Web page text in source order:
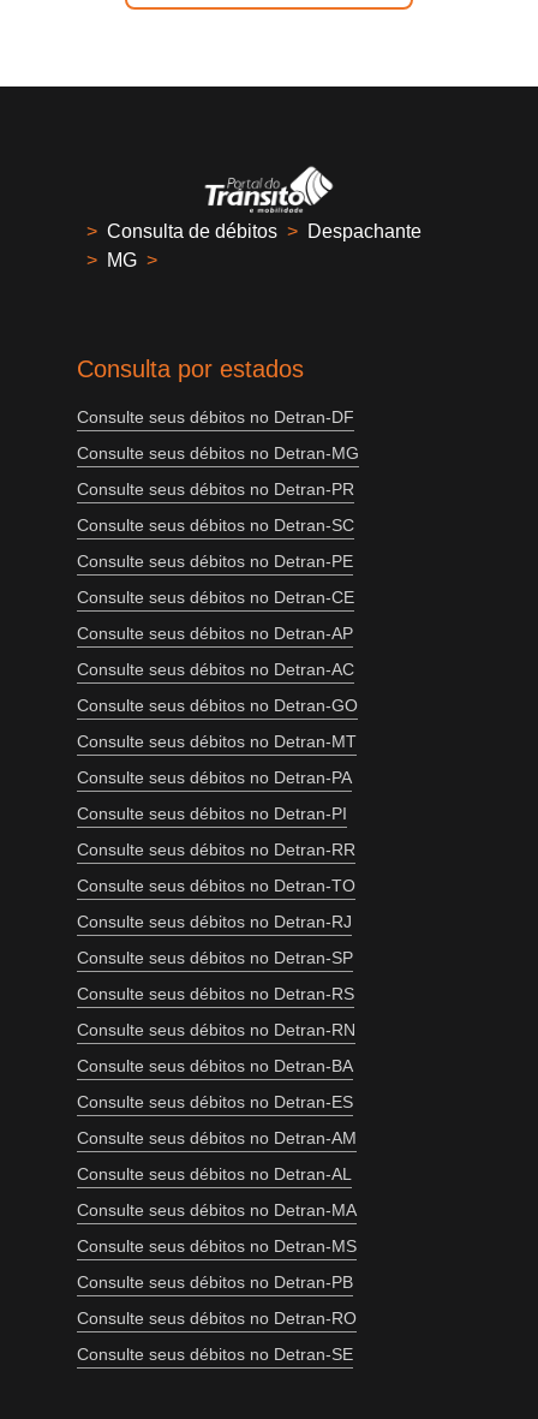
> Consulta de débitos > Despachante
> MG >
Consulta por estados
Consulte seus débitos no Detran-DF
Consulte seus débitos no Detran-MG
Consulte seus débitos no Detran-PR
Consulte seus débitos no Detran-SC
Consulte seus débitos no Detran-PE
Consulte seus débitos no Detran-CE
Consulte seus débitos no Detran-AP
Consulte seus débitos no Detran-AC
Consulte seus débitos no Detran-GO
Consulte seus débitos no Detran-MT
Consulte seus débitos no Detran-PA
Consulte seus débitos no Detran-PI
Consulte seus débitos no Detran-RR
Consulte seus débitos no Detran-TO
Consulte seus débitos no Detran-RJ
Consulte seus débitos no Detran-SP
Consulte seus débitos no Detran-RS
Consulte seus débitos no Detran-RN
Consulte seus débitos no Detran-BA
Consulte seus débitos no Detran-ES
Consulte seus débitos no Detran-AM
Consulte seus débitos no Detran-AL
Consulte seus débitos no Detran-MA
Consulte seus débitos no Detran-MS
Consulte seus débitos no Detran-PB
Consulte seus débitos no Detran-RO
Consulte seus débitos no Detran-SE